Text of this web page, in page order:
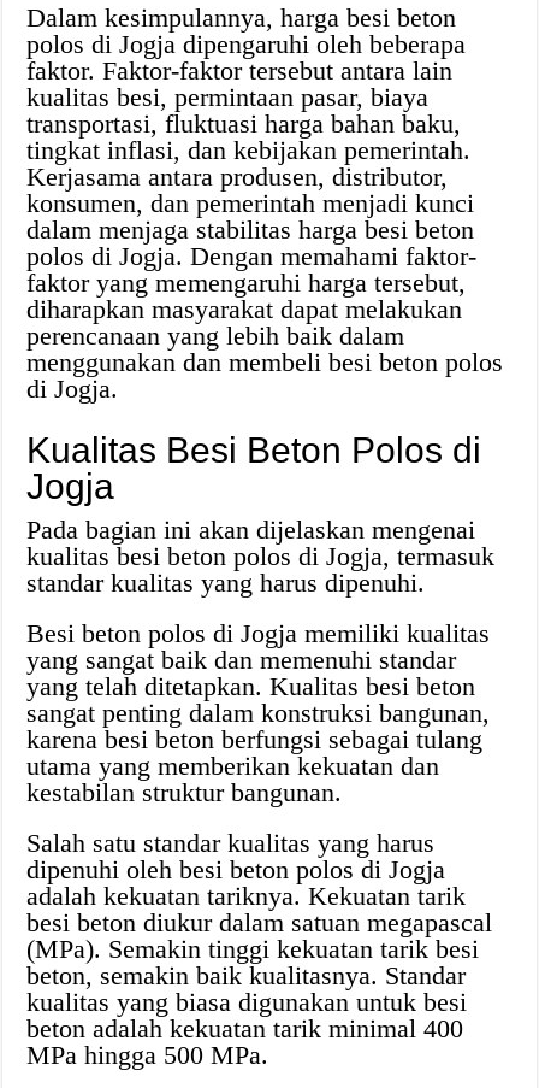
Dalam kesimpulannya, harga besi beton
polos di Jogja dipengaruhi oleh beberapa
faktor. Faktor-faktor tersebut antara lain
kualitas besi, permintaan pasar, biaya
transportasi, fluktuasi harga bahan baku,
tingkat inflasi, dan kebijakan pemerintah.
Kerjasama antara produsen, distributor,
konsumen, dan pemerintah menjadi kunci
dalam menjaga stabilitas harga besi beton
polos di Jogja. Dengan memahami faktor-
faktor yang memengaruhi harga tersebut,
diharapkan masyarakat dapat melakukan
perencanaan yang lebih baik dalam
menggunakan dan membeli besi beton polos
di Jogja.
Kualitas Besi Beton Polos di
Jogja
Pada bagian ini akan dijelaskan mengenai
kualitas besi beton polos di Jogja, termasuk
standar kualitas yang harus dipenuhi.
Besi beton polos di Jogja memiliki kualitas
yang sangat baik dan memenuhi standar
yang telah ditetapkan. Kualitas besi beton
sangat penting dalam konstruksi bangunan,
karena besi beton berfungsi sebagai tulang
utama yang memberikan kekuatan dan
kestabilan struktur bangunan.
Salah satu standar kualitas yang harus
dipenuhi oleh besi beton polos di Jogja
adalah kekuatan tariknya. Kekuatan tarik
besi beton diukur dalam satuan megapascal
(MPa). Semakin tinggi kekuatan tarik besi
beton, semakin baik kualitasnya. Standar
kualitas yang biasa digunakan untuk besi
beton adalah kekuatan tarik minimal 400
MPa hingga 500 MPa.